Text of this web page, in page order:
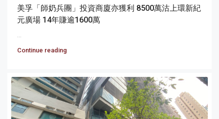
美孚「師奶兵團」投資商廈亦獲利 8500萬沽上環新紀
元廣場 14年賺逾1600萬
Continue reading